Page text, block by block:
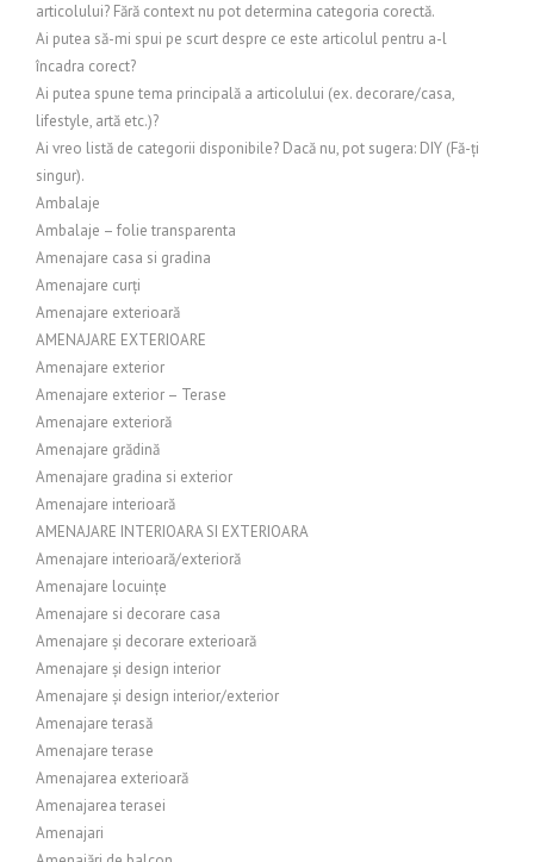
articolului? Fără context nu pot determina categoria corectă.
Ai putea să-mi spui pe scurt despre ce este articolul pentru a-l
încadra corect?
Ai putea spune tema principală a articolului (ex. decorare/casa,
lifestyle, artă etc.)?
Ai vreo listă de categorii disponibile? Dacă nu, pot sugera: DIY (Fă-ți
singur).
Ambalaje
Ambalaje – folie transparenta
Amenajare casa si gradina
Amenajare curți
Amenajare exterioară
AMENAJARE EXTERIOARE
Amenajare exterior
Amenajare exterior – Terase
Amenajare exterioră
Amenajare grădină
Amenajare gradina si exterior
Amenajare interioară
AMENAJARE INTERIOARA SI EXTERIOARA
Amenajare interioară/exterioră
Amenajare locuințe
Amenajare si decorare casa
Amenajare și decorare exterioară
Amenajare și design interior
Amenajare și design interior/exterior
Amenajare terasă
Amenajare terase
Amenajarea exterioară
Amenajarea terasei
Amenajari